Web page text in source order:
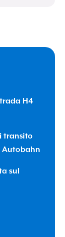
H4
transito
Autobahn
sul